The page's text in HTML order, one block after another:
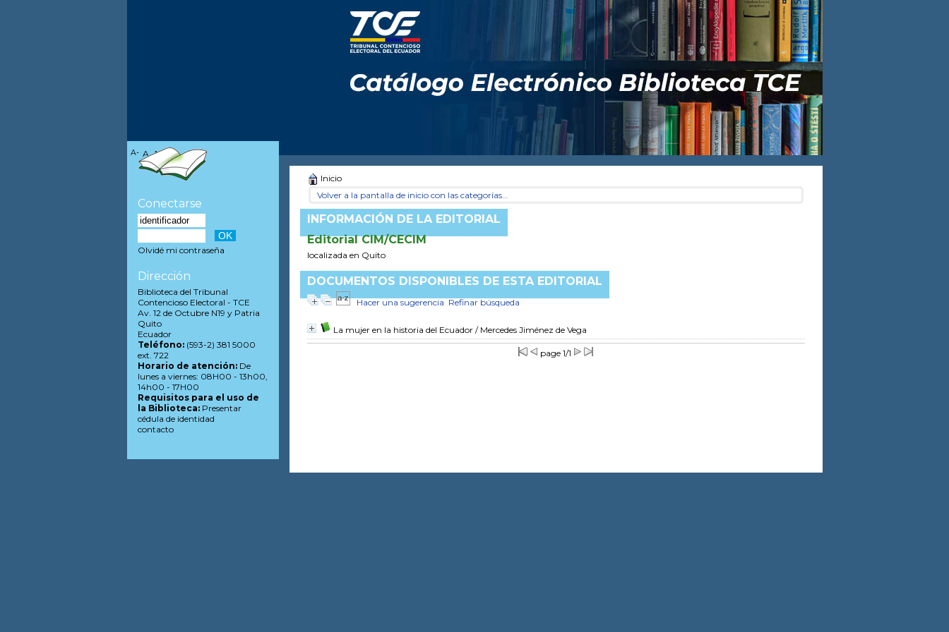
Inicio
Volver a la pantalla de inicio con las categorías...
INFORMACIÓN DE LA EDITORIAL
Editorial CIM/CECIM
localizada en Quito
DOCUMENTOS DISPONIBLES DE ESTA EDITORIAL
Hacer una sugerencia Refinar búsqueda
La mujer en la historia del Ecuador/ Mercedes Jiménez de Vega
page 1/1
A- A A+
Conectarse
Olvidé mi contraseña
Dirección
Biblioteca del Tribunal
Contencioso Electoral - TCE
Av. 12 de Octubre N19 y Patria
Quito
Ecuador
Teléfono:(593-2) 381 5000
ext. 722
Horario de atención:De
lunes a viernes: 08H00 - 13h00,
14h00 - 17H00
Requisitos para el uso de
la Biblioteca:Presentar
cédula de identidad
contacto